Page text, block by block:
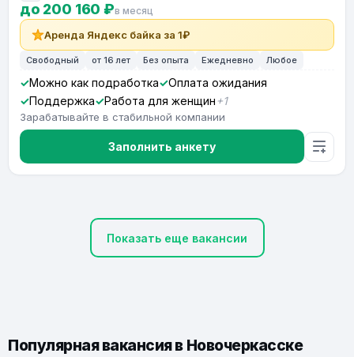
до 200 160 ₽в месяц
Аренда Яндекс байка за 1₽
Свободный от 16 лет Без опыта Ежедневно Любое
Можно как подработка
Оплата ожидания
Поддержка
Работа для женщин +1
Зарабатывайте в стабильной компании
Заполнить анкету
Показать еще вакансии
Популярная вакансия в Новочеркасске